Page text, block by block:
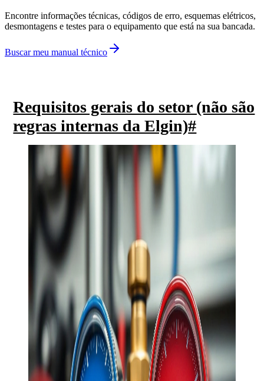
Encontre informações técnicas, códigos de erro, esquemas elétricos,
desmontagens e testes para o equipamento que está na sua bancada.
Buscar meu manual técnico
Requisitos gerais do setor (não são
regras internas da Elgin)#